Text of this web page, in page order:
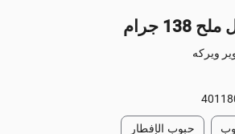
جرام
ويركه
حبوب الإفطار